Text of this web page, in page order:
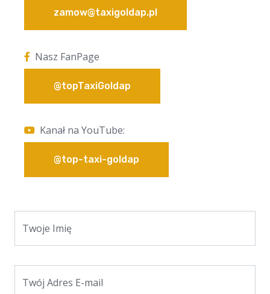
zamow@taxigoldap.pl
Nasz FanPage
@topTaxiGoldap
Kanał na YouTube:
@top-taxi-goldap
Twoje Imię
Twój Adres E-mail